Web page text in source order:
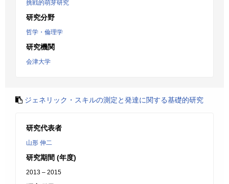
挑戦的萌芽研究
研究分野
哲学・倫理学
研究機関
会津大学
ジェネリック・スキルの測定と発達に関する基礎的研究
研究代表者
山形 伸二
研究期間 (年度)
2013 – 2015